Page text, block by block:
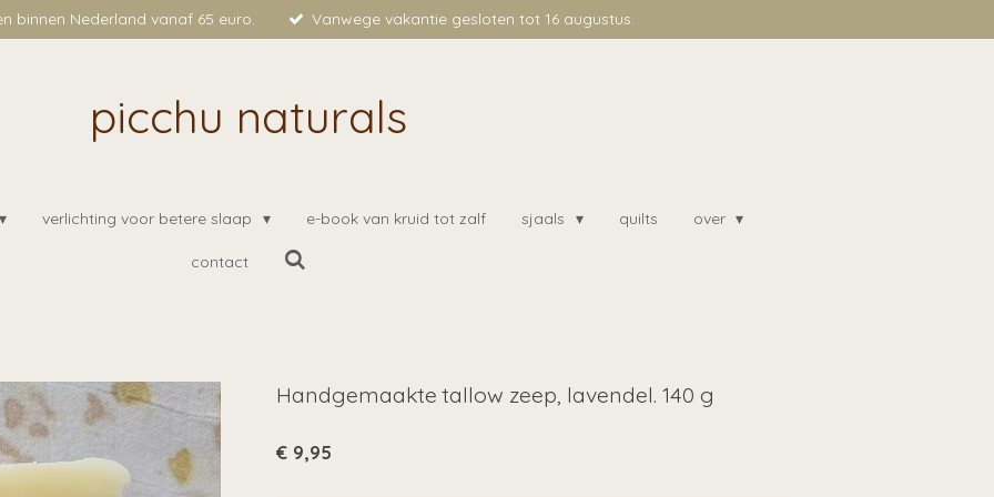
binnen Nederland vanaf 65 euro. Vanwege vakantie gesloten tot 16 augustus.
picchu naturals
verlichting voor betere slaap e-book van kruid tot zalf sjaals quilts over
contact
Handgemaakte tallow zeep, lavendel. 140 g
€ 9,95